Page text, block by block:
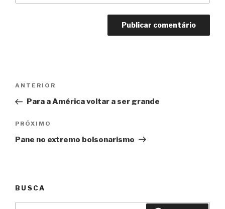
Post
Anterior
ANTERIOR
Para a América voltar a ser grande
Próximo
PRÓXIMO
Pane no extremo bolsonarismo
BUSCA